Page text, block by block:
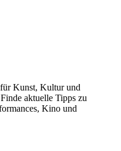
Sammler*innen
Fischer-Briand,
OF
CAREER
Chuang, Kurator
Kunst, Kultur und
aktuelle Tipps zu
Kino und